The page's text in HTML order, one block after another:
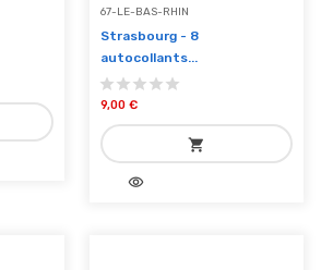
67-LE-BAS-RHIN
Strasbourg - 8
autocollants...
9,00 €
shopping_cart
add_shopping_cartvisibility